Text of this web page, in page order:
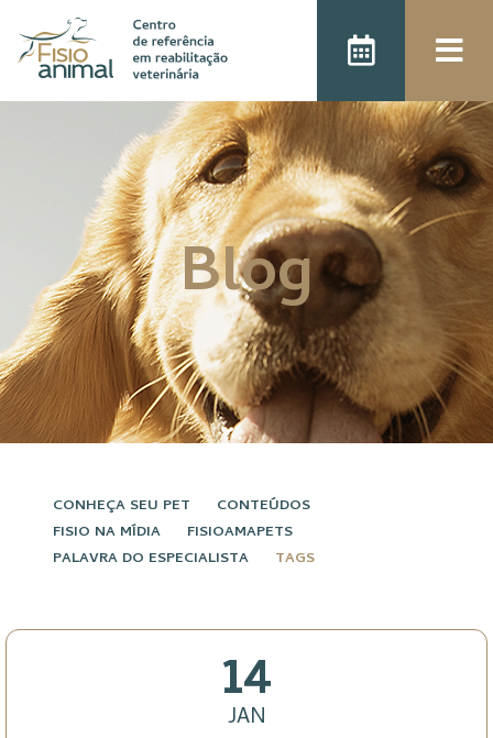
Blog
CONHEÇA SEU PET
CONTEÚDOS
FISIO NA MÍDIA
FISIOAMAPETS
PALAVRA DO ESPECIALISTA
TAGS
14
JAN